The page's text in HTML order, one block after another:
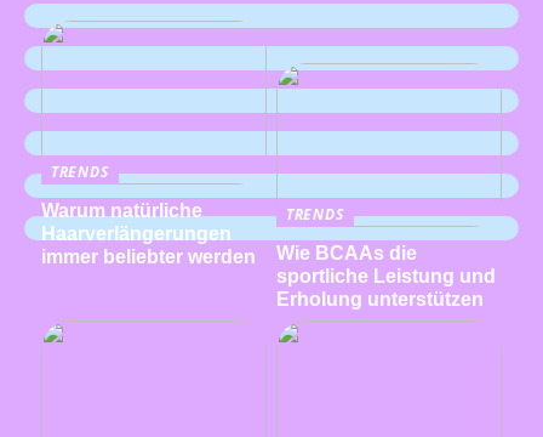
TRENDS
Warum natürliche
Haarverlängerungen
immer beliebter werden
TRENDS
Wie BCAAs die
sportliche Leistung und
Erholung unterstützen